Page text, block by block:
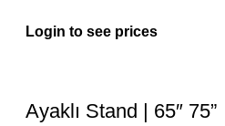
Login to see prices
Ayaklı Stand | 65″ 75”